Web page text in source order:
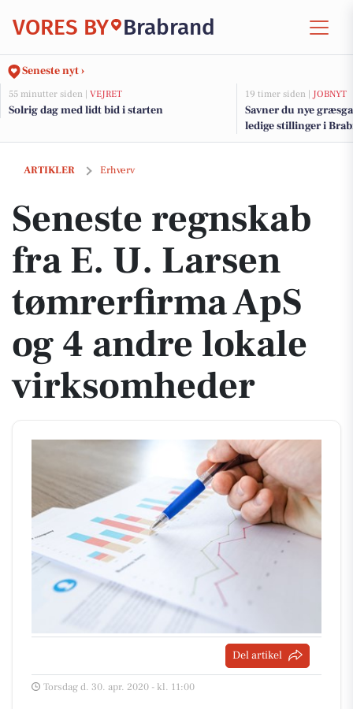
VORES BY Brabrand
Seneste nyt ›
55 minutter siden | VEJRET
Solrig dag med lidt bid i starten
19 timer siden | JOBNYT
Savner du nye
ledige stillinger i
ARTIKLER Erhverv
Seneste regnskab fra E. U. Larsen tømrerfirma ApS og 4 andre
Seneste regnskab
fra E. U. Larsen
tømrerfirma ApS
og 4 andre lokale
virksomheder
Del artikel
Torsdag d. 30. apr. 2020 - kl. 11:00